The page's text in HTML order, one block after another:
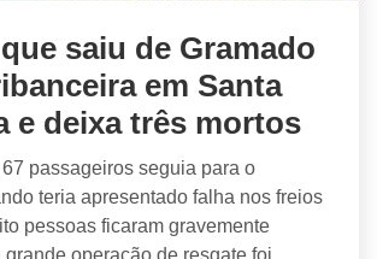
saiu de Gramado
em Santa
e deixa três mortos
passageiros seguia para o
teria apresentado falha nos freios
pessoas ficaram gravemente
grande operação de resgate foi